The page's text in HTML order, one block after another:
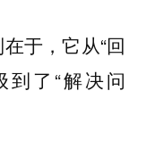
于，它从“回
到了 “解决问